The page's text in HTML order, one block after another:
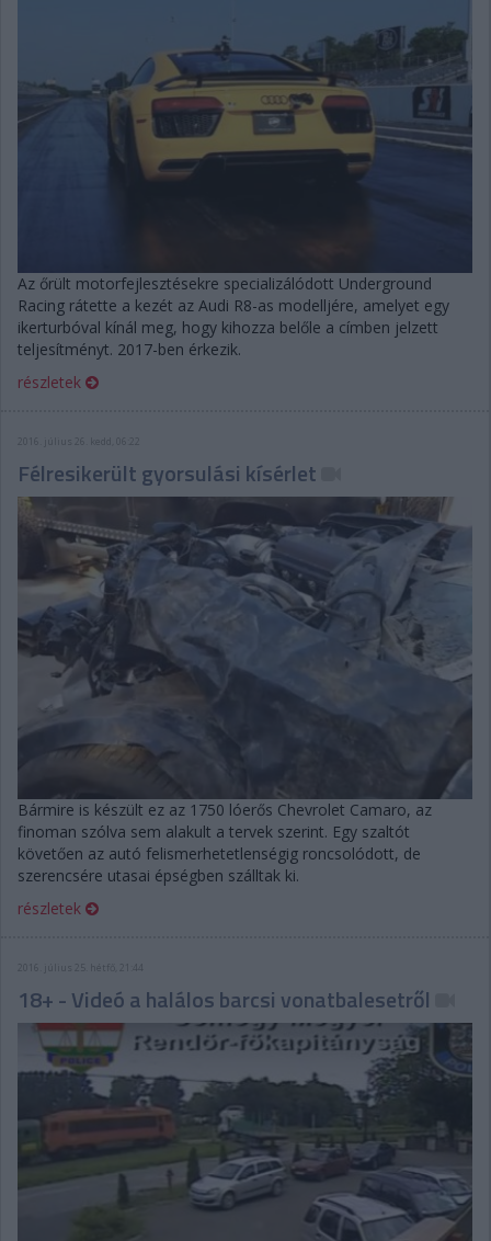
Az őrült motorfejlesztésekre specializálódott Underground
Racing rátette a kezét az Audi R8-as modelljére, amelyet egy
ikerturbóval kínál meg, hogy kihozza belőle a címben jelzett
teljesítményt. 2017-ben érkezik.
részletek
Félresikerült gyorsulási kísérlet
Bármire is készült ez az 1750 lóerős Chevrolet Camaro, az
finoman szólva sem alakult a tervek szerint. Egy szaltót
követően az autó felismerhetetlenségig roncsolódott, de
szerencsére utasai épségben szálltak ki.
részletek
2016. július 25. hétfő, 21:44
18+ - Videó a halálos barcsi vonatbalesetről